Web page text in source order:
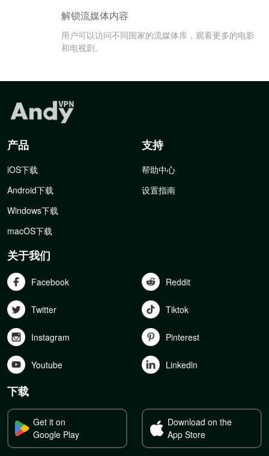
解锁流媒体内容
用户可以访问不同国家的流媒体库，观看更多的电影
和电视剧。
产品
iOS下载
Android下载
Windows下载
macOS下载
支持
帮助中心
设置指南
关于我们
Facebook Reddit
Twitter Tiktok
Instagram Pinterest
Youtube Linkedln
下载
Get it on
Google Play
Download on the
App Store